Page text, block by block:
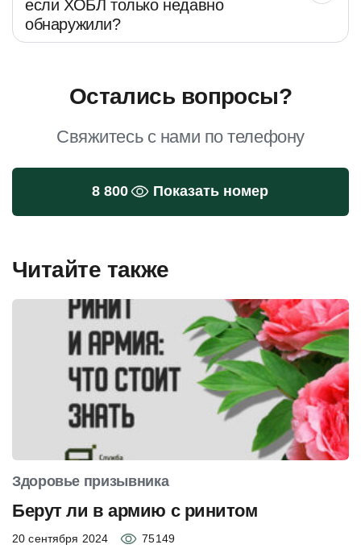
если ХОБЛ только недавно
обнаружили?
Остались вопросы?
Свяжитесь с нами по телефону
8 800 Показать номер
Читайте также
Здоровье призывника
Берут ли в армию с ринитом
20 сентября 2024 75149